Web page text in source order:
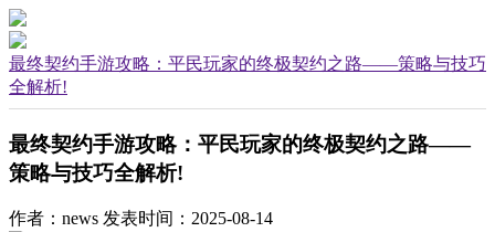
最终契约手游攻略：平民玩家的终极契约之路——策略与技巧
全解析!
最终契约手游攻略：平民玩家的终极契约之路——
策略与技巧全解析!
作者：news 发表时间：2025-08-14